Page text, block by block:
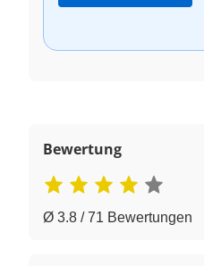
Bewertung
Ø 3.8 / 71 Bewertungen